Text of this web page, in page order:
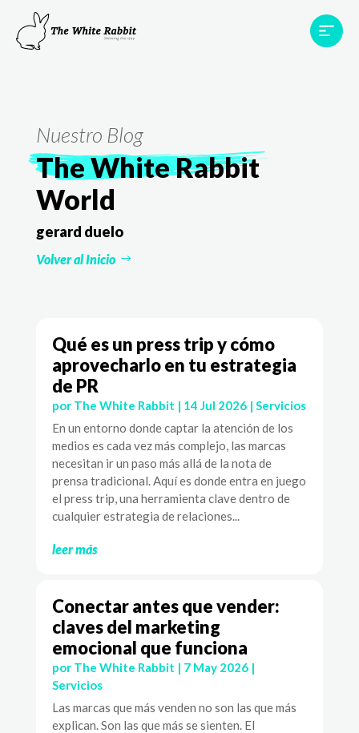
Proyectos
Testimonios
Nuestro Blog
The White Rabbit
World
gerard duelo
Volver al Inicio
Qué es un press trip y cómo
aprovecharlo en tu estrategia
de PR
por The White Rabbit | 14 Jul 2026| Servicios
En un entorno donde captar la atención de los
medios es cada vez más complejo, las marcas
necesitan ir un paso más allá de la nota de
prensa tradicional. Aquí es donde entra en juego
el press trip, una herramienta clave dentro de
cualquier estrategia de relaciones...
leer más
Conectar antes que vender:
claves del marketing
emocional que funciona
por The White Rabbit | 7 May 2026|
Servicios
Las marcas que más venden no son las que más
explican. Son las que más se sienten. El